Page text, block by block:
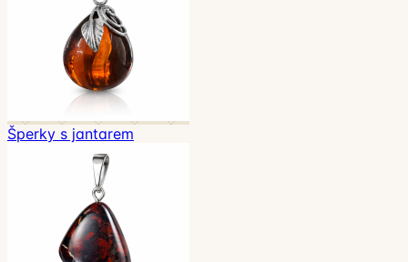
Šperky s jantarem